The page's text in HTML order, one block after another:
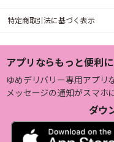
特定商取引法に基づく表示
アプリならもっと便利に
ゆめデリバリー専用アプリ
メッセージの通知がスマホ
ダウ